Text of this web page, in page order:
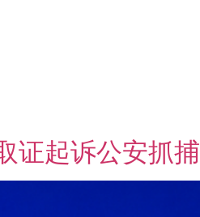
证起诉公安抓捕